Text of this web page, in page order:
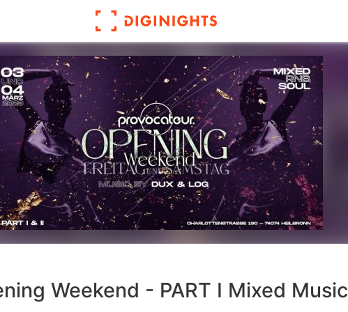
Weekend - PART I Mixed Music